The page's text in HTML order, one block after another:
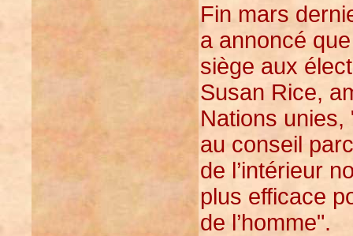
Fin mars
a annoncé
siège aux
Susan Rice,
Nations
au conseil
de l’intérieur
plus efficace
de l’homme".